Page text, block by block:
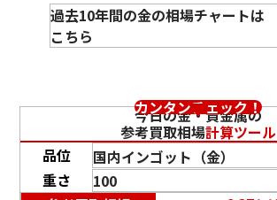
過去10年間の金の相場チャートは
こちら
カンタンチェック！
今日の金・貴金属の
参考買取相場計算ツール
品位
重さ